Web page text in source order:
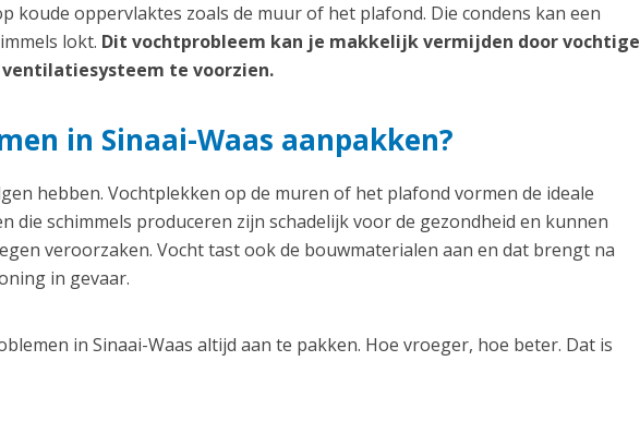
koude oppervlaktes zoals de muur of het plafond. Die condens kan een
lokt. Dit vochtprobleem kan je makkelijk vermijden door vochtige
te voorzien.
in Sinaai-Waas aanpakken?
hebben. Vochtplekken op de muren of het plafond vormen de ideale
die schimmels produceren zijn schadelijk voor de gezondheid en kunnen
veroorzaken. Vocht tast ook de bouwmaterialen aan en dat brengt na
in gevaar.
in Sinaai-Waas altijd aan te pakken. Hoe vroeger, hoe beter. Dat is